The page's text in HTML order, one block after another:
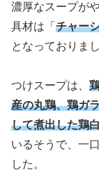
濃厚なスープが
具材は「 チャー
となっておりまし
つけスープは、
産の丸鶏、鶏ガ
して煮出した鶏
いるそうで、一
した。